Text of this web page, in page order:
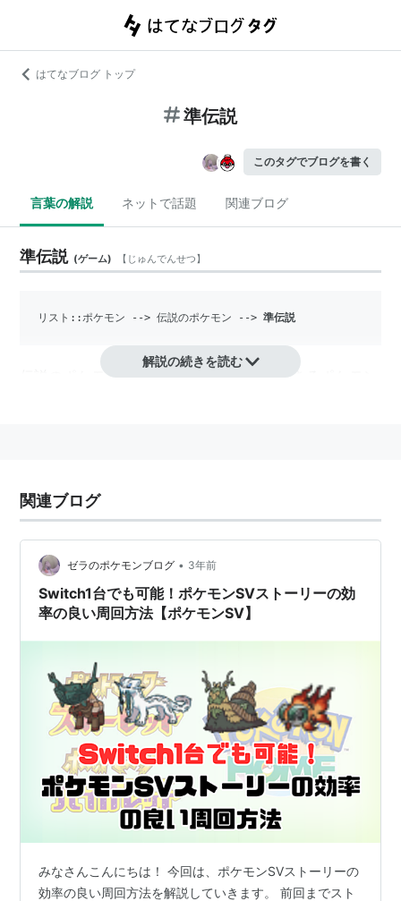
はてなブログ トップ
準伝説
このタグでブログを書く
言葉の解説 ネットで話題 関連ブログ
準伝説 (ゲーム) 【 じゅんでんせつ】
リスト::ポケモン --> 伝説のポケモン --> 準伝説
伝説のポケモンのうち、公式大会に出場できるポケモン
該当ポケモン
第7世代まででは以下のポケモンが該当する。
第1世代
フリーザー
第2世代
ライコウ
エンテイ
スイクン
レジロック
レジアイス
解説の続きを読む
関連ブログ
ゼラのポケモンブログ • 3年前
Switch1台でも可能！ポケモンSVストーリーの効
率の良い周回方法【ポケモンSV】
みなさんこんにちは！ 今回は、ポケモンSVストーリーの
効率の良い周回方法を解説していきます。 前回までスト